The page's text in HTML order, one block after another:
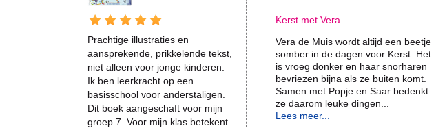
Kerst met Vera
Vera de Muis wordt altijd een beetje
somber in de dagen voor Kerst. Het
is vroeg donker en haar snorharen
bevriezen bijna als ze buiten komt.
Samen met Popje en Saar bedenkt
ze daarom leuke dingen...
Lees meer...
Prachtige illustraties en
aansprekende, prikkelende tekst,
niet alleen voor jonge kinderen.
Ik ben leerkracht op een
basisschool voor anderstaligen.
Dit boek aangeschaft voor mijn
groep 7. Voor mijn klas betekent